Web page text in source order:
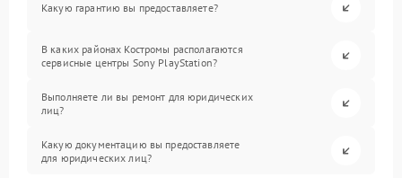
Какую гарантию вы предоставляете?
В каких районах Костромы располагаются
сервисные центры Sony PlayStation?
Выполняете ли вы ремонт для юридических
лиц?
Какую документацию вы предоставляете
для юридических лиц?